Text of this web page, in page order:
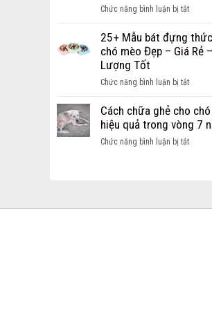
nay
cho
bạn
khởi
nghiệp
xích
cho
chó
được
người
mua
nhất
Chức năng bình luận bị tắtở
Mẫu
vòng
chó
giống
chó
có
25+ Mẫu bát đựng
chó mèo Đẹp – Giá Rẻ
Lượng Tốt
Chức năng bình luận bị tắtở
Mẫu
bát
thức
Cách chữa ghẻ cho
hiệu quả trong vòng 7
Chức năng bình luận bị tắtở
chó